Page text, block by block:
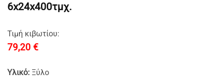
6x24x400τμχ.
Τιμή κιβωτίου:
79,20 €
Υλικό: Ξύλο